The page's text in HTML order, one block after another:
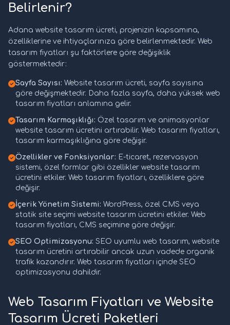
Belirlenir?
Adana website tasarım ücreti, projenizin kapsamına,
özelliklerine ve ihtiyaçlarınıza göre belirlenmektedir. Web
tasarım fiyatları şu faktörlere göre değişiklik
göstermektedir:
Sayfa Sayısı: Website tasarım ücreti, sayfa sayısına
göre değişmektedir. Daha fazla sayfa, daha yüksek web
tasarım fiyatları anlamına gelir.
Tasarım Karmaşıklığı: Özel tasarım ve animasyonlar
website tasarım ücretini artırabilir. Web tasarım fiyatları,
tasarım karmaşıklığına göre değişir.
Özellikler ve Fonksiyonlar: E-ticaret, rezervasyon
sistemi, özel formlar gibi özellikler website tasarım
ücretini etkiler. Web tasarım fiyatları, özelliklere göre
değişir.
İçerik Yönetim Sistemi: WordPress, özel CMS veya
statik site seçimi website tasarım ücretini etkiler. Web
tasarım fiyatları, CMS seçimine göre değişir.
SEO Optimizasyonu: SEO uyumlu web tasarım, website
tasarım ücretini artırabilir ancak uzun vadede organik
trafik kazandırır. Web tasarım fiyatları içinde SEO
optimizasyonu dahildir.
Web Tasarım Fiyatları ve Website
Tasarım Ücreti Paketleri